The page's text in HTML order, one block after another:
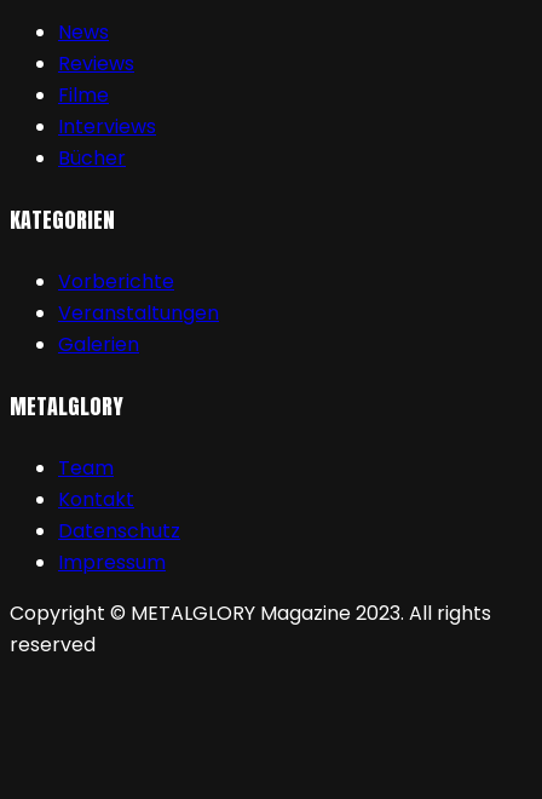
News
Reviews
Filme
Interviews
Bücher
KATEGORIEN
Vorberichte
Veranstaltungen
Galerien
METALGLORY
Team
Kontakt
Datenschutz
Impressum
Copyright © METALGLORY Magazine 2023. All rights
reserved